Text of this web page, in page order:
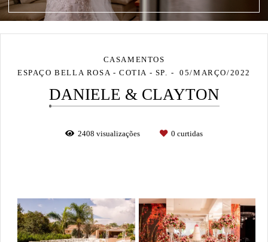
CASAMENTOS
ESPAÇO BELLA ROSA - COTIA - SP.
05/MARÇO/2022
DANIELE & CLAYTON
2408 visualizações 0 curtidas